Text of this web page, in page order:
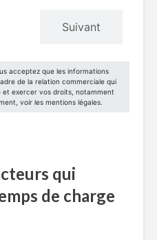
qui
de charge